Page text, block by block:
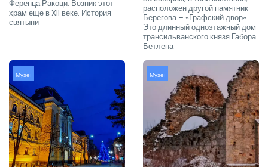
Ференца Ракоци. Возник этот
храм еще в XII веке. История
святыни
расположен другой памятник
Берегова – «Графский двор».
Это длинный одноэтажный дом
трансильванского князя Габора
Бетлена
Музеї Музеї